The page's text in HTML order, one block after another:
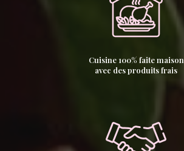
Cuisine 100% faite maison
avec des produits frais